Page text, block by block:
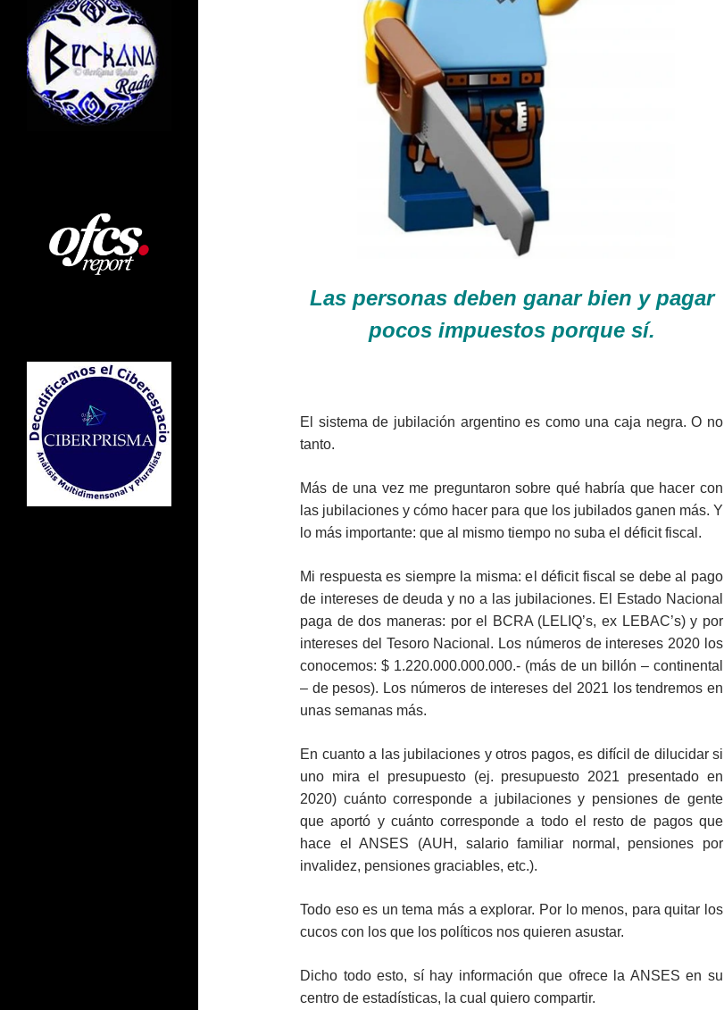
Las personas deben ganar bien y pagar
pocos impuestos porque sí.
El sistema de jubilación argentino es como una caja negra. O no
tanto.
Más de una vez me preguntaron sobre qué habría que hacer con
las jubilaciones y cómo hacer para que los jubilados ganen más. Y
lo más importante: que al mismo tiempo no suba el déficit fiscal.
Mi respuesta es siempre la misma: el déficit fiscal se debe al pago
de intereses de deuda y no a las jubilaciones. El Estado Nacional
paga de dos maneras: por el BCRA (LELIQ’s, ex LEBAC’s) y por
intereses del Tesoro Nacional. Los números de intereses 2020 los
conocemos: $ 1.220.000.000.000.- (más de un billón – continental
– de pesos). Los números de intereses del 2021 los tendremos en
unas semanas más.
En cuanto a las jubilaciones y otros pagos, es difícil de dilucidar si
uno mira el presupuesto (ej. presupuesto 2021 presentado en
2020) cuánto corresponde a jubilaciones y pensiones de gente
que aportó y cuánto corresponde a todo el resto de pagos que
hace el ANSES (AUH, salario familiar normal, pensiones por
invalidez, pensiones graciables, etc.).
Todo eso es un tema más a explorar. Por lo menos, para quitar los
cucos con los que los políticos nos quieren asustar.
Dicho todo esto, sí hay información que ofrece la ANSES en su
centro de estadísticas, la cual quiero compartir.